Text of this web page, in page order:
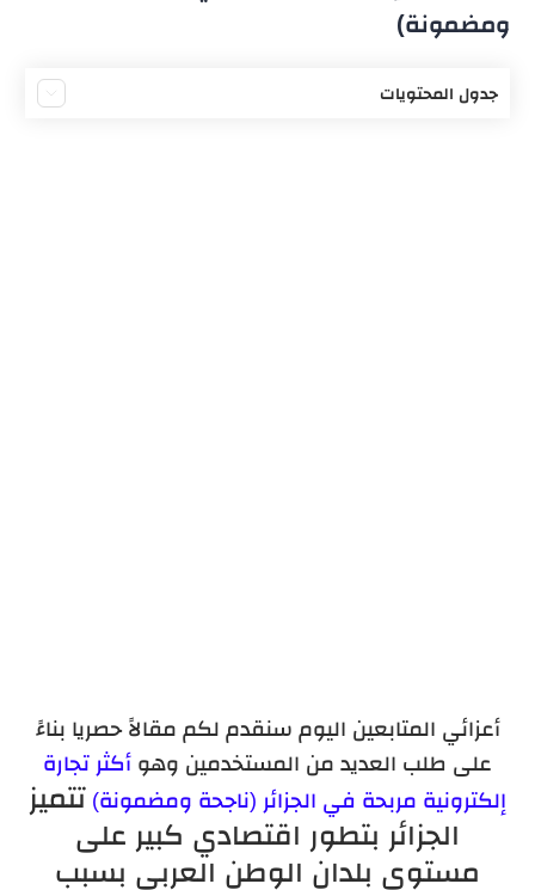
ومضمونة)
جدول المحتويات
أعزائي المتابعين اليوم سنقدم لكم مقالاً حصريا بناءً
على طلب العديد من المستخدمين وهو أكثر تجارة
إلكترونية مربحة في الجزائر (ناجحة ومضمونة) تتميز
الجزائر بتطور اقتصادي كبير على
مستوى بلدان الوطن العربي بسبب